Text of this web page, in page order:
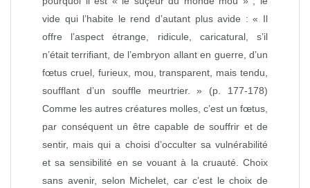
vide qui l’habite le rend d’autant plus avide : « Il
offre l’aspect étrange, ridicule, caricatural, s’il
n’était terrifiant, de l’embryon allant en guerre, d’un
fœtus cruel, furieux, mou, transparent, mais tendu,
soufflant d’un souffle meurtrier. » (p. 177‑178)
Comme les autres créatures molles, c’est un fœtus,
par conséquent un être capable de souffrir et de
sentir, mais qui a choisi d’occulter sa vulnérabilité
et sa sensibilité en se vouant à la cruauté. Choix
sans avenir, selon Michelet, car c’est le choix de